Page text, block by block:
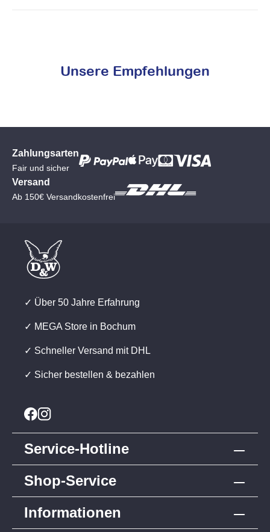
Unsere Empfehlungen
Zahlungsarten
Fair und sicher
Versand
Ab 150€ Versandkostenfrei
✓ Über 50 Jahre Erfahrung
✓ MEGA Store in Bochum
✓ Schneller Versand mit DHL
✓ Sicher bestellen & bezahlen
Service-Hotline
Shop-Service
Informationen